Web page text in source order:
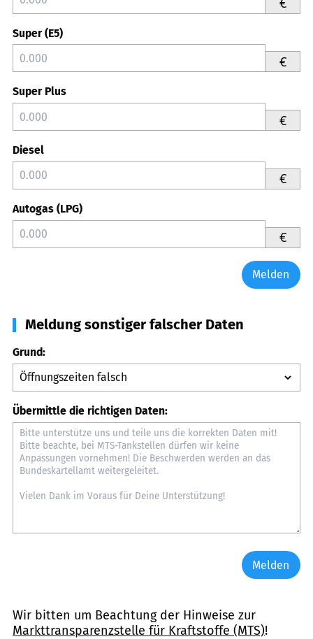
Super (E5)
€
Super Plus
€
Diesel
€
Autogas (LPG)
€
Melden
Meldung sonstiger falscher Daten
Grund:
Übermittle die richtigen Daten:
Melden
Wir bitten um Beachtung der Hinweise zur
Markttransparenzstelle für Kraftstoffe (MTS)!